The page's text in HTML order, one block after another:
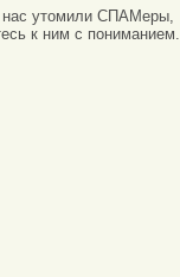
нас утомили СПАМеры,
к ним с пониманием.